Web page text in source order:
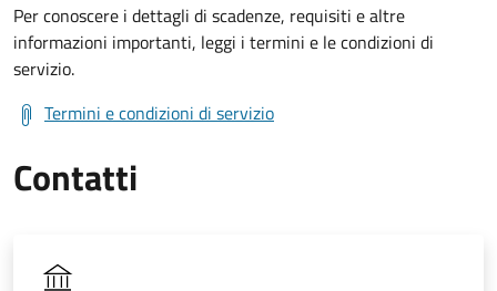
Per conoscere i dettagli di scadenze, requisiti e altre
informazioni importanti, leggi i termini e le condizioni di
servizio.
Termini e condizioni di servizio
Contatti